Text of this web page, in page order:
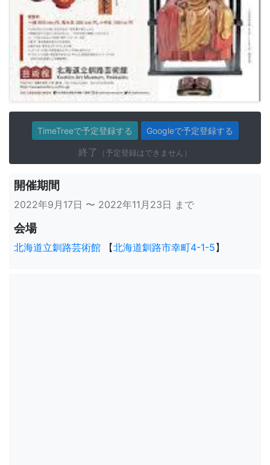
TimeTreeで予定登録する Googleで予定登録する
終了 （予定登録はできません）
開催期間
2022年9月17日 〜 2022年11月23日 まで
会場
北海道立釧路芸術館 【北海道釧路市幸町4-1-5】